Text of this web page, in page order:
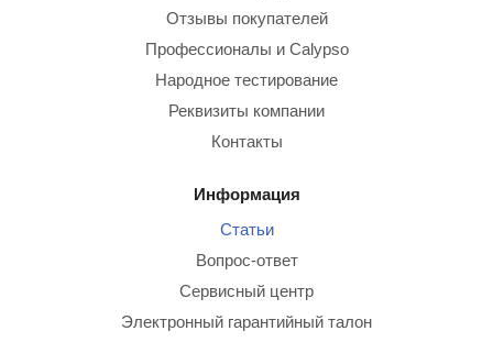
Отзывы покупателей
Профессионалы и Calypso
Народное тестирование
Реквизиты компании
Контакты
Информация
Статьи
Вопрос-ответ
Сервисный центр
Электронный гарантийный талон